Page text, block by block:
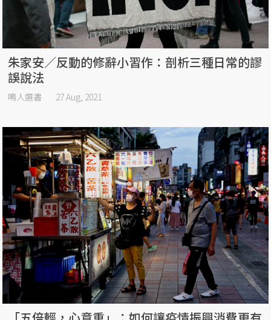
朱家安／反動的修辭小習作：剖析三種日常的謬
誤說法
鳴人選書 27 Aug, 2021